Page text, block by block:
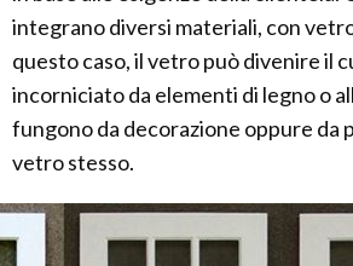
integrano diversi materiali, con
questo caso, il vetro può divenire il
incorniciato da elementi di legno o
fungono da decorazione oppure da
vetro stesso.